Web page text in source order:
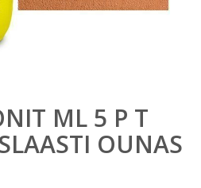
ML 5 P T
OUNAS